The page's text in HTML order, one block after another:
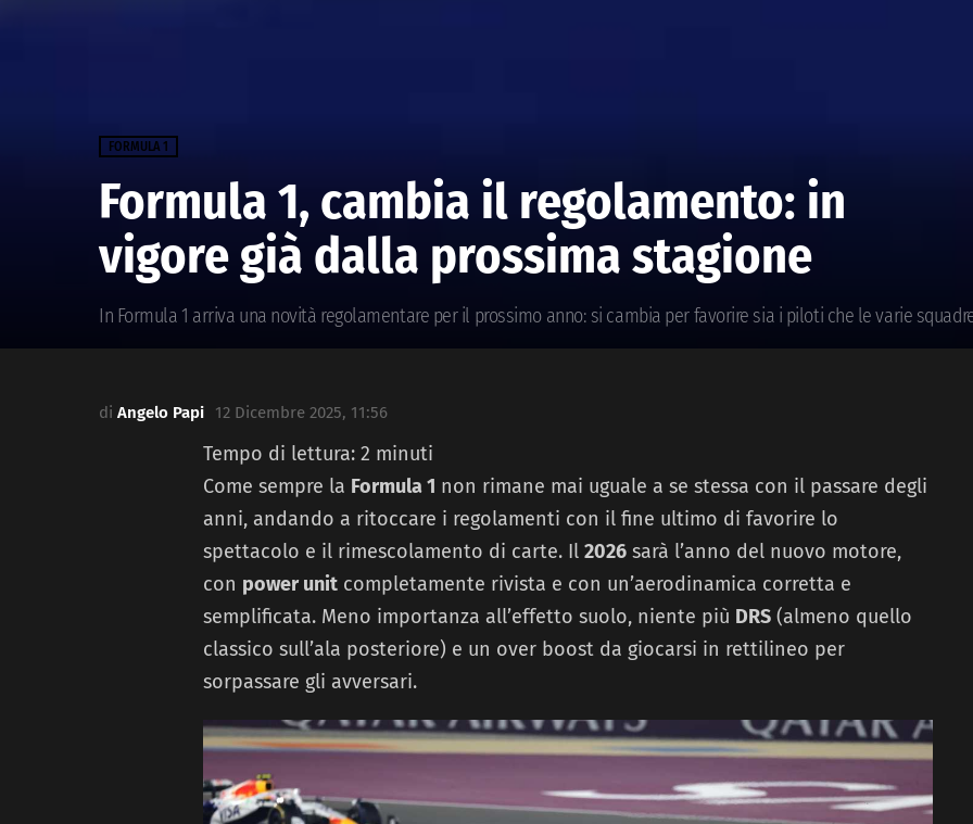
FORMULA 1
Formula 1, cambia il regolamento: in
vigore già dalla prossima stagione
In Formula 1 arriva una novità regolamentare per il prossimo anno: si cambia per favorire sia i piloti che le varie
di Angelo Papi 12 Dicembre 2025, 11:56
Tempo di lettura: 2 minuti
Come sempre la Formula 1 non rimane mai uguale a se stessa con il passare degli
anni, andando a ritoccare i regolamenti con il fine ultimo di favorire lo
spettacolo e il rimescolamento di carte. Il 2026 sarà l’anno del nuovo motore,
con power unit completamente rivista e con un’aerodinamica corretta e
semplificata. Meno importanza all’effetto suolo, niente più DRS (almeno quello
classico sull’ala posteriore) e un over boost da giocarsi in rettilineo per
sorpassare gli avversari.